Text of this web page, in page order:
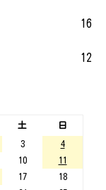
16
12
土
日
3
4
10
11
17
18